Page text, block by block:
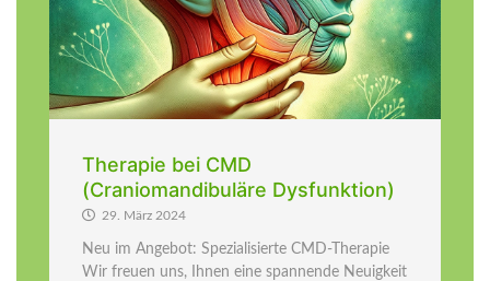
Therapie bei CMD
(Craniomandibuläre Dysfunktion)
29. März 2024
Neu im Angebot: Spezialisierte CMD-Therapie
Wir freuen uns, Ihnen eine spannende Neuigkeit